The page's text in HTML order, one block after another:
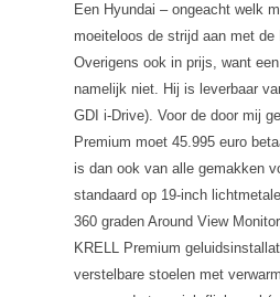
Een Hyundai – ongeacht welk
moeiteloos de strijd aan met de
Overigens ook in prijs, want
namelijk niet. Hij is leverbaar
GDI i-Drive). Voor de door mij
Premium moet 45.995 euro
is dan ook van alle gemakken
standaard op 19-inch
360 graden Around View
KRELL Premium
verstelbare stoelen met